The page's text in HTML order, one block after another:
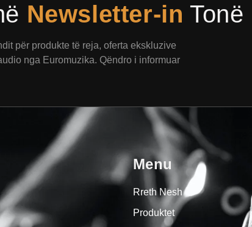
Newsletter-in Tonë
për produkte të reja, oferta ekskluzive
nga Euromuzika. Qëndro i informuar
Menu
Rreth Nesh
Produktet